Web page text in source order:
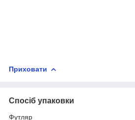
Приховати
Спосіб упаковки
Футляр